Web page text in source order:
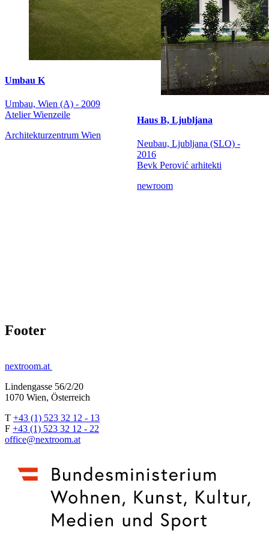
Umbau K
Umbau, Wien (A) - 2009
Atelier Wienzeile
Architekturzentrum Wien
Haus B, Ljubljana
Neubau, Ljubljana (SLO) -
2016
Bevk Perović arhitekti
newroom
Footer
nextroom.at
Lindengasse 56/2/20
1070 Wien, Österreich
T +43 (1) 523 32 12 - 13
F +43 (1) 523 32 12 - 22
office@nextroom.at